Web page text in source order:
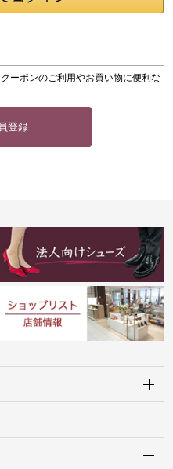
ーポンのご利用やお買い物に便利な
登録